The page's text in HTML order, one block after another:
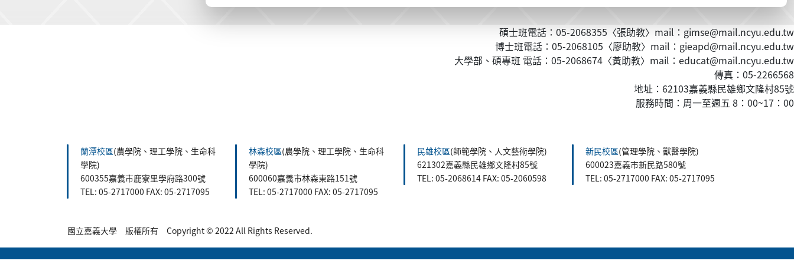
碩士班電話：05-2068355〈張助教〉mail：gimse@mail.ncyu.edu.tw
博士班電話：05-2068105〈廖助教〉mail：gieapd@mail.ncyu.edu.tw
大學部、碩專班 電話：05-2068674〈黃助教〉mail：educat@mail.ncyu.edu.tw
傳真：05-2266568
地址：62103嘉義縣民雄鄉文隆村85號
服務時間：周一至週五 8：00~17：00
蘭潭校區(農學院、理工學院、生命科
學院)
600355嘉義市鹿寮里學府路300號
TEL: 05-2717000 FAX: 05-2717095
林森校區(農學院、理工學院、生命科
學院)
600060嘉義市林森東路151號
TEL: 05-2717000 FAX: 05-2717095
民雄校區(師範學院、人文藝術學院)
621302嘉義縣民雄鄉文隆村85號
TEL: 05-2068614 FAX: 05-2060598
新民校區(管理學院、獸醫學院)
600023嘉義市新民路580號
TEL: 05-2717000 FAX: 05-2717095
國立嘉義大學 版權所有 Copyright © 2022 All Rights Reserved.